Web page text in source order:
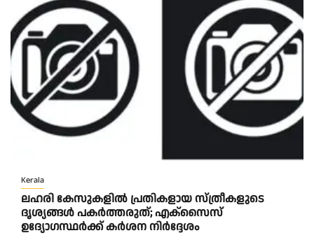
Kerala
ലഹരി കേസുകളിൽ പ്രതികളായ സ്ത്രീകളുടെ
ദൃശ്യങ്ങൾ പകർത്തരുത്; എക്‌സൈസ്
ഉദ്യോഗസ്ഥർക്ക് കർശന നിർദ്ദേശം